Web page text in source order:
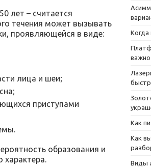
лет – считается
течения может вызывать
проявляющейся в виде:
лица и шеи;
приступами
образования и
характера.
Когда
Как
Как
Виды